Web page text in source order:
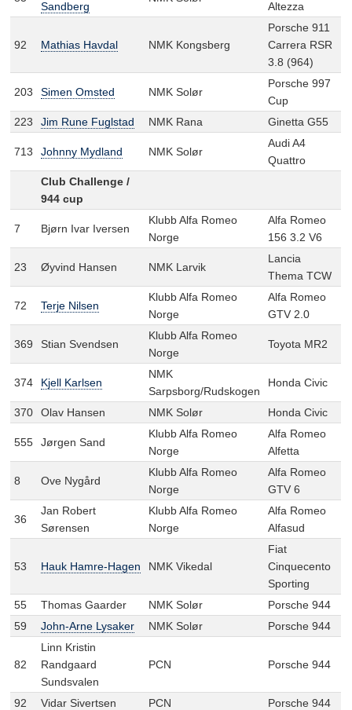
Sandberg Altezza
92 Mathias Havdal NMK Kongsberg
Porsche 911
Carrera RSR
3.8 (964)
203 Simen Omsted NMK Solør
Porsche 997
Cup
223
Jim Rune Fuglstad NMK Rana Ginetta G55
713 Johnny Mydland NMK Solør
Audi A4
Quattro
Club Challenge /
944 cup
7 Bjørn Ivar Iversen
Klubb Alfa Romeo
Norge
Alfa Romeo
156 3.2 V6
23 Øyvind Hansen NMK Larvik
Lancia
Thema TCW
72 Terje Nilsen
Klubb Alfa Romeo
Norge
Alfa Romeo
GTV 2.0
369 Stian Svendsen
Klubb Alfa Romeo
Norge
Toyota MR2
374 Kjell Karlsen
NMK
Sarpsborg/Rudskogen
Honda Civic
370 Olav Hansen NMK Solør Honda Civic
555 Jørgen Sand
Klubb Alfa Romeo
Norge
Alfa Romeo
Alfetta
8 Ove Nygård
Klubb Alfa Romeo
Norge
Alfa Romeo
GTV 6
36
Jan Robert
Sørensen
Klubb Alfa Romeo
Norge
Alfa Romeo
Alfasud
53 Hauk Hamre-Hagen NMK Vikedal
Fiat
Cinquecento
Sporting
55
Thomas Gaarder NMK Solør
Porsche 944
59
John-Arne Lysaker NMK Solør Porsche 944
82
Linn Kristin
Randgaard
Sundsvalen
PCN Porsche 944
92 Vidar Sivertsen PCN
Porsche 944